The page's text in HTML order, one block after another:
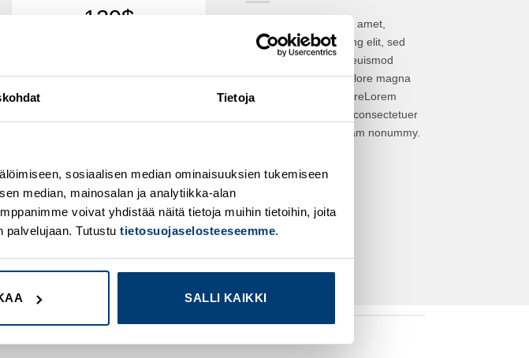
Tietoja
sosiaalisen median ominaisuuksien tukemiseen
median, mainosalan ja analytiikka-alan
voivat yhdistää näitä tietoja muihin tietoihin, joita
palvelujaan. Tutustu tietosuojaselosteeseemme.
SALLI KAIKKI
129$
Enter text here..
Add any text here...
CLICK ME!
Lorem ipsum dolor sit amet,
consectetuer adipiscing elit, sed
diam nonummy nibh euismod
tincidunt ut laoreet dolore magna
aliquam erat volutpat.reLorem
ipsum dolor sit amet, consectetuer
adipiscing elit, sed diam nonummy.